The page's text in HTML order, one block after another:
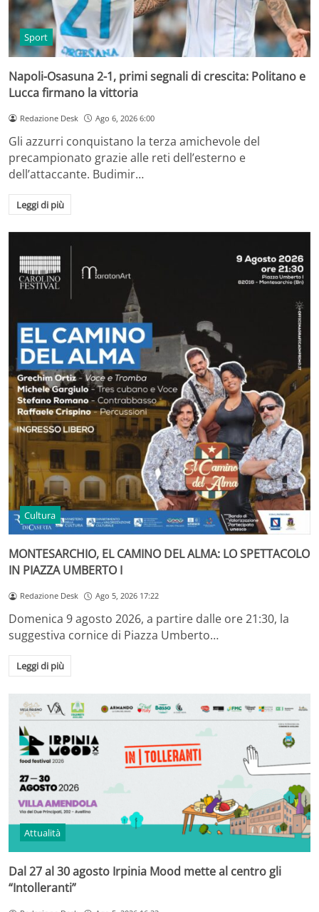
Sport
Napoli-Osasuna 2-1, primi segnali di crescita: Politano e
Lucca firmano la vittoria
Redazione Desk Ago 6, 2026 6:00
Gli azzurri conquistano la terza amichevole del
precampionato grazie alle reti dell’esterno e
dell’attaccante. Budimir…
Leggi di più
Cultura
MONTESARCHIO, EL CAMINO DEL ALMA: LO SPETTACOLO
IN PIAZZA UMBERTO I
Redazione Desk Ago 5, 2026 17:22
Domenica 9 agosto 2026, a partire dalle ore 21:30, la
suggestiva cornice di Piazza Umberto…
Leggi di più
Attualità
Dal 27 al 30 agosto Irpinia Mood mette al centro gli
“Intolleranti”